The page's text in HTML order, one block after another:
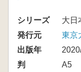
シリーズ
大
発行元
東京
出版年
判
A5